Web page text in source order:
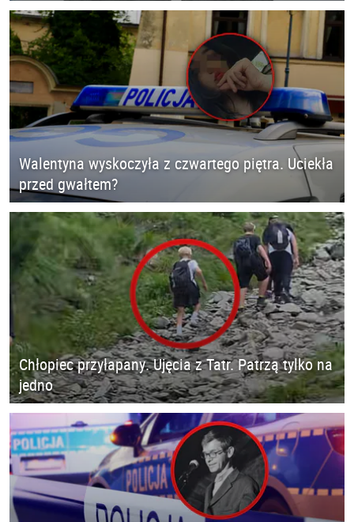
Walentyna wyskoczyła z czwartego piętra. Uciekła
przed gwałtem?
Chłopiec przyłapany. Ujęcia z Tatr. Patrzą tylko na
jedno